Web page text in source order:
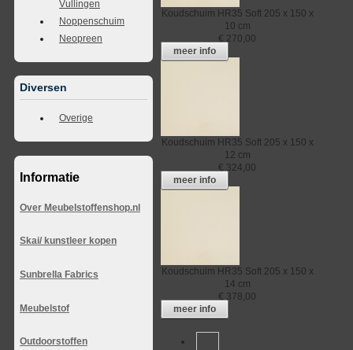
Vullingen
Noppenschuim
Neopreen
Diversen
Overige
Informatie
Over Meubelstoffenshop.nl
Skai/ kunstleer kopen
Sunbrella Fabrics
Meubelstof
Outdoorstoffen
Koudschuim HR35 Soft 205 x 150 x
10 cm
€ 270,00
meer info
Koudschuim HR35 Soft 205 x 150 x
12 cm
€ 324,00
meer info
Koudschuim HR35 Soft 205 x 150 x
14 cm
€ 378,00
meer info